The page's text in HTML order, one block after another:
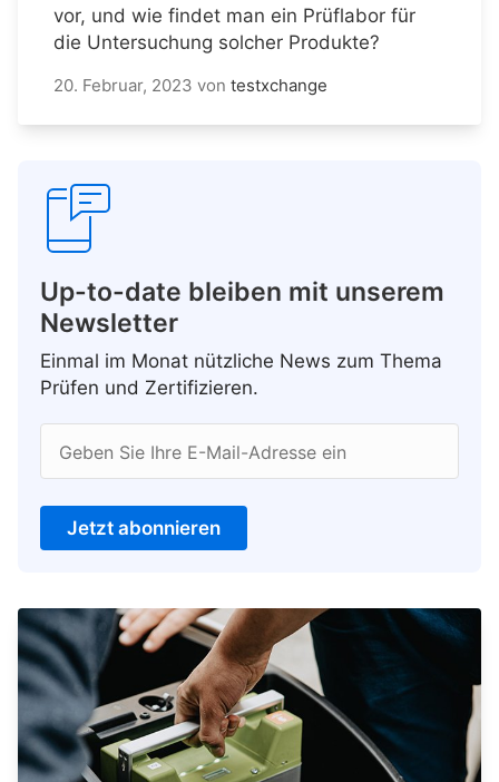
vor, und wie findet man ein Prüflabor für
die Untersuchung solcher Produkte?
20. Februar, 2023 von testxchange
Up-to-date bleiben mit unserem
Newsletter
Einmal im Monat nützliche News zum Thema
Prüfen und Zertifizieren.
Geben Sie Ihre E-Mail-Adresse ein
Jetzt abonnieren